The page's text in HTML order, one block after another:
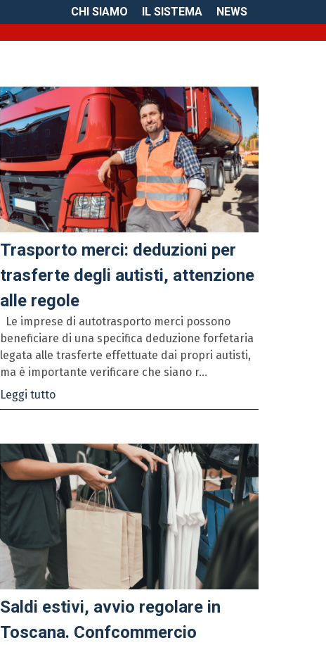
CHI SIAMO IL SISTEMA NEWS
Trasporto merci: deduzioni per
trasferte degli autisti, attenzione
alle regole
Le imprese di autotrasporto merci possono
beneficiare di una specifica deduzione forfetaria
legata alle trasferte effettuate dai propri autisti,
ma è importante verificare che siano r...
Leggi tutto
Saldi estivi, avvio regolare in
Toscana. Confcommercio